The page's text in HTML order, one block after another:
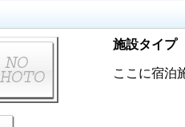
施設タイプ
ここに宿泊